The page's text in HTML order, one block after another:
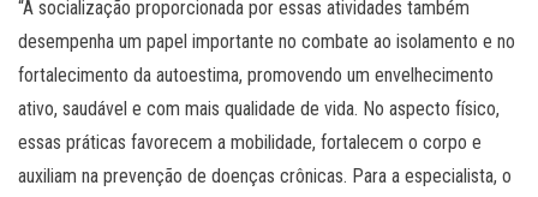
“A socialização proporcionada por essas atividades também
desempenha um papel importante no combate ao isolamento e no
fortalecimento da autoestima, promovendo um envelhecimento
ativo, saudável e com mais qualidade de vida. No aspecto físico,
essas práticas favorecem a mobilidade, fortalecem o corpo e
auxiliam na prevenção de doenças crônicas. Para a especialista, o